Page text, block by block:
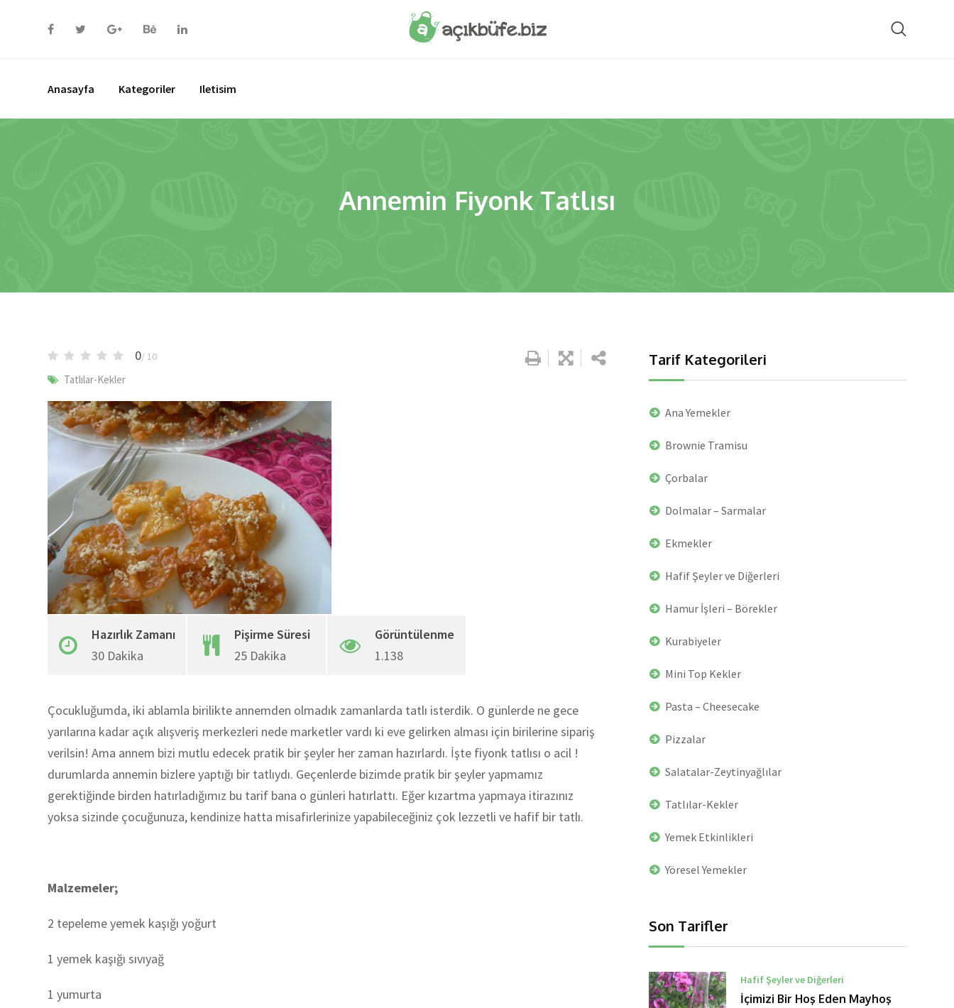
Anasayfa Kategoriler Iletisim
Annemin Fiyonk Tatlısı
0/ 10
Tatlılar-Kekler
Hazırlık Zamanı
30 Dakika
Pişirme Süresi
25 Dakika
Görüntülenme
1.138
Çocukluğumda, iki ablamla birilikte annemden olmadık zamanlarda tatlı isterdik. O günlerde ne gece
yarılarına kadar açık alışveriş merkezleri nede marketler vardı ki eve gelirken alması için birilerine sipariş
verilsin! Ama annem bizi mutlu edecek pratik bir şeyler her zaman hazırlardı. İşte fiyonk tatlısı o acil !
durumlarda annemin bizlere yaptığı bir tatlıydı. Geçenlerde bizimde pratik bir şeyler yapmamız
gerektiğinde birden hatırladığımız bu tarif bana o günleri hatırlattı. Eğer kızartma yapmaya itirazınız
yoksa sizinde çocuğunuza, kendinize hatta misafirlerinize yapabileceğiniz çok lezzetli ve hafif bir tatlı.
Malzemeler;
2 tepeleme yemek kaşığı yoğurt
1 yemek kaşığı sıvıyağ
1 yumurta
Tarif Kategorileri
Ana Yemekler
Brownie Tramisu
Çorbalar
Dolmalar – Sarmalar
Ekmekler
Hafif Şeyler ve Diğerleri
Hamur İşleri – Börekler
Kurabiyeler
Mini Top Kekler
Pasta – Cheesecake
Pizzalar
Salatalar-Zeytinyağlılar
Tatlılar-Kekler
Yemek Etkinlikleri
Yöresel Yemekler
Son Tarifler
Hafif Şeyler ve Diğerleri
İçimizi Bir Hoş Eden Mayhoş